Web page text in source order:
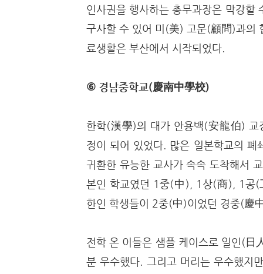
인사권을 행사하는 총무과장은 막강할
구사할 수 있어 미(美) 고문(顧問)과의
료생활은 부산에서 시작되었다.
⑥ 경남중학교(慶南中學校)
한학(漢學)의 대가 안용백(安龍伯) 교
정이 되어 있었다. 많은 일본학교의
귀환한 유능한 교사가 속속 도착해서
본인 학교였던 1중(中), 1상(商), 1공(
한인 학생들이 2중(中)이었던 경중(慶
전학 온 이들은 샘플 케이스로 일인(日
분 우수했다. 그리고 머리는 우수했지